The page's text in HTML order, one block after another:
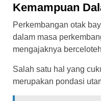
Kemampuan
Perkembangan otak
dalam masa
mengajaknya
Salah satu hal yang
merupakan pondasi